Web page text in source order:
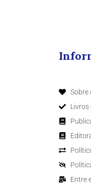
Sobre
Livros
Entre